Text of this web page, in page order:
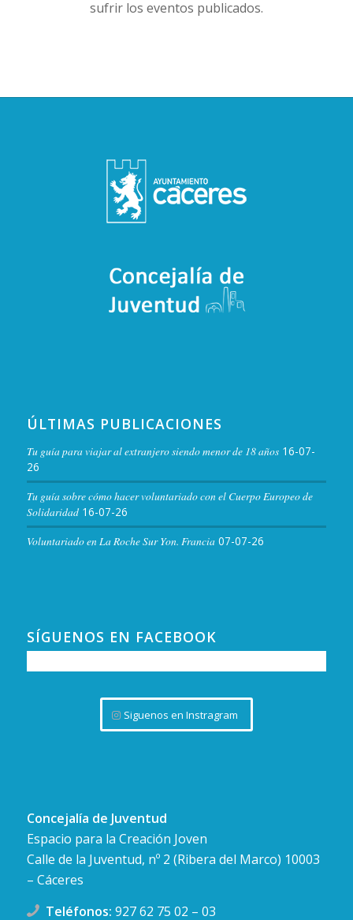
sufrir los eventos publicados.
ÚLTIMAS PUBLICACIONES
Tu guía para viajar al extranjero siendo menor de 18 años 16-07-
26
Tu guía sobre cómo hacer voluntariado con el Cuerpo Europeo de
Solidaridad 16-07-26
Voluntariado en La Roche Sur Yon. Francia 07-07-26
SÍGUENOS EN FACEBOOK
Siguenos en Instragram
Concejalía de Juventud
Espacio para la Creación Joven
Calle de la Juventud, nº 2 (Ribera del Marco) 10003
– Cáceres
Teléfonos: 927 62 75 02 – 03